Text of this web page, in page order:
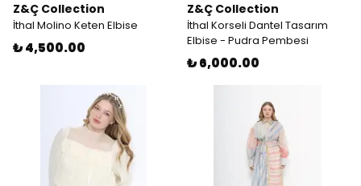
Z&Ç Collection
İthal Molino Keten Elbise
₺ 4,500.00
Z&Ç Collection
İthal Korseli Dantel Tasarım
Elbise - Pudra Pembesi
₺ 6,000.00